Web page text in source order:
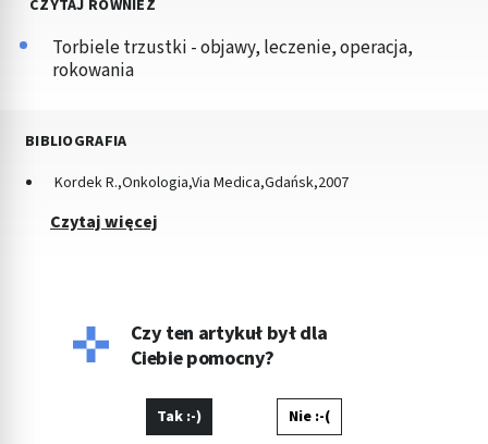
CZYTAJ RÓWNIEŻ
Torbiele trzustki - objawy, leczenie, operacja,
rokowania
BIBLIOGRAFIA
Kordek R.,Onkologia,Via Medica,Gdańsk,2007
Czytaj więcej
Czy ten artykuł był dla
Ciebie pomocny?
Tak :-) Nie :-(